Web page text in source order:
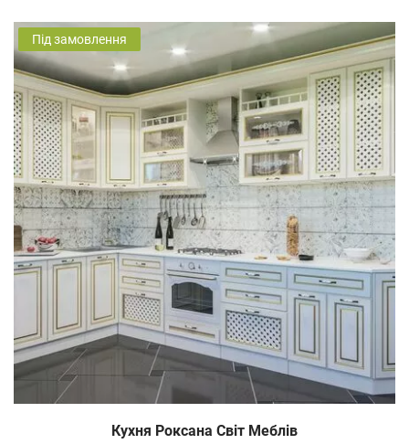
Під замовлення
Кухня Роксана Світ Меблів